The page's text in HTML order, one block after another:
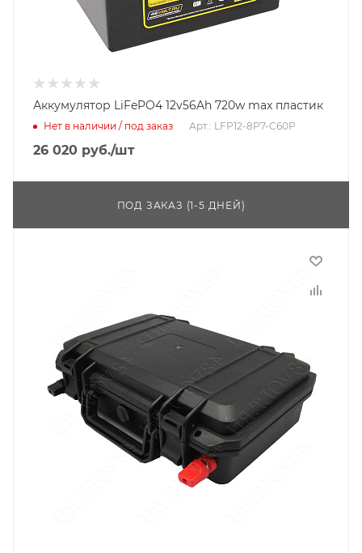
Аккумулятор LiFePO4 12v56Ah 720w max пластик
Нет в наличии / под заказ Арт.: LFP12-8P7-C60P
26 020 руб./шт
ПОД ЗАКАЗ (1-5 ДНЕЙ)